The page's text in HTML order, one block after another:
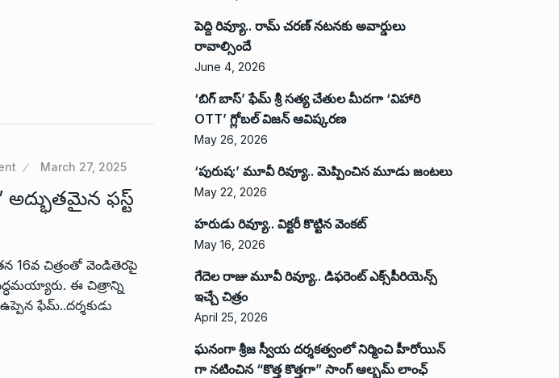
March 27, 2025
అద్భుతమైన ఫస్ట్
16వ చిత్రంతో వెండితెరపై
ఈ చిత్రాన్ని
ఫేమ్..దర్శకుడు
పెద్ది రివ్యూ.. రామ్ చరణ్ నటనకు అవార్డులు
రావాల్సిందే
June 4, 2026
‘బిగ్ బాస్’ ఫేమ్ శ్రీ సత్య చేతుల మీదగా ‘విహారి
OTT’ గ్లోబల్ విజన్ ఆవిష్కరణ
May 26, 2026
‘పురుష:’ మూవీ రివ్యూ.. మెప్పించిన మూడు జంటలు
May 22, 2026
హరుడు రివ్యూ.. విక్టరీ కొట్టిన వెంకట్
May 16, 2026
గేదెల రాజు మూవీ రివ్యూ.. డిఫరెంట్ ఎక్స్‌పీరియెన్స్
ఇచ్చే చిత్రం
April 25, 2026
ఘనంగా శ్రీజ స్వీయ దర్శకత్వంలో నిర్మించి హీరోయిన్
గా నటించిన “కొత్త కొత్తగా” సాంగ్ ఆల్బమ్ లాంఛ్